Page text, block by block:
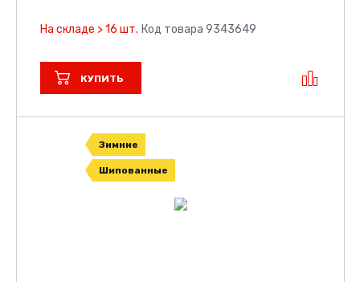
На складе > 16 шт. Код товара 9343649
КУПИТЬ
Зимние
Шипованные